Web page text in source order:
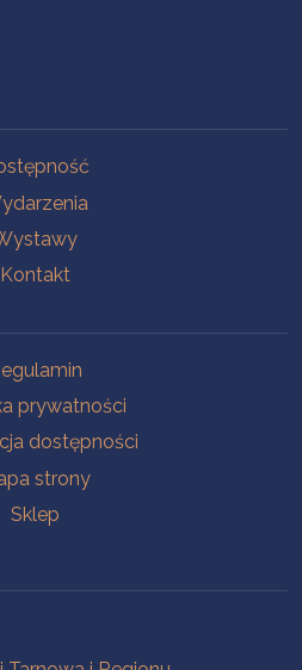
Kontakt
prywatności
dostępności
strony
Sklep